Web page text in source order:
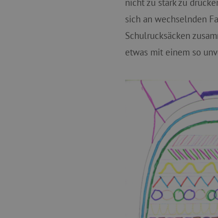
nicht zu stark zu
sich an wechselnden
Schulrucksäcken
etwas mit einem so
cjConsent
_lb
_lb_ccc
product_filter_remember
_sp_ses.ab3e
CookieScriptConsent